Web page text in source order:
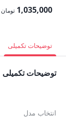
اصلی:1,035,000 تومان
1,035,000 تومان.
توضیحات تکمیلی
توضیحات تکمیلی
انتخاب مدل